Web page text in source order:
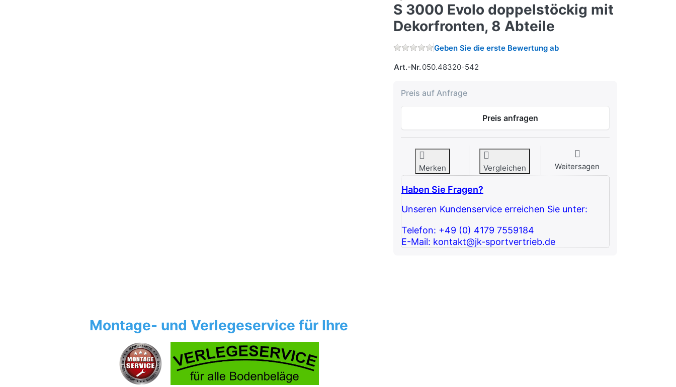
Montage- und Verlegeservice für Ihre
S 3000 Evolo doppelstöckig mit
Dekorfronten, 8 Abteile
Geben Sie die erste Bewertung ab
Art.-Nr.050.48320-542
Preis auf Anfrage
Preis anfragen
Merken Vergleichen Weitersagen
Haben Sie Fragen?
Unseren Kundenservice erreichen Sie unter:
Telefon: +49 (0) 4179 7559184
E-Mail: kontakt@jk-sportvertrieb.de